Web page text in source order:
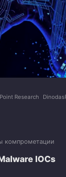
Research
компрометации
IOCs